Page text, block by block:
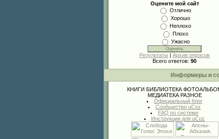
Оцените мой сайт
Отлично
Хорошо
Неплохо
Плохо
Ужасно
Результаты | Архив опросов
Всего ответов: 90
Информеры и
КНИГИ БИБЛИОТЕКА
МЕДИАТЕКА РАЗНОЕ
Официальный блог
Сообщество uCoz
FAQ по системе
Инструкции для uCoz